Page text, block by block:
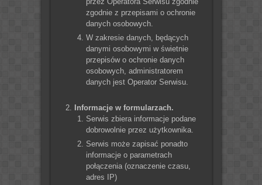
zgodnie z przepisami o ochronie
danych osobowych.
W zakresie danych, będących
danymi osobowymi w świetnie
przepisów o ochronie danych
osobowych, administratorem
danych jest Operator Serwisu.
Informacje w formularzach.
Serwis zbiera informacje podane
dobrowolnie przez użytkownika.
Serwis może zapisać ponadto
informacje o parametrach
połączenia (oznaczenie czasu,
adres IP)